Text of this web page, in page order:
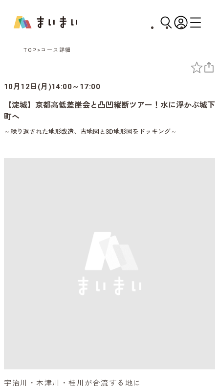
TOP コース詳細
10月12日(月)14:00～17:00
【淀城】京都高低差崖会と凸凹縦断ツアー！水に浮かぶ城下
町へ
～繰り返された地形改造、古地図と3D地形図をドッキング～
宇治川・木津川・桂川が合流する地に